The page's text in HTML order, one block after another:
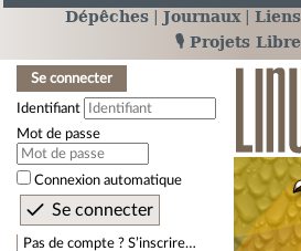
Dépêches Journaux Liens
🎙️ Projets
Se connecter
Identifiant
Mot de passe
Connexion automatique
Pas de compte ? S’inscrire…